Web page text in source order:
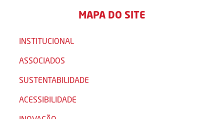
MAPA DO SITE
INSTITUCIONAL
ASSOCIADOS
SUSTENTABILIDADE
ACESSIBILIDADE